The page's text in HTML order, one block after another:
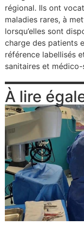
régional. Ils ont
maladies rares, à
lorsqu’elles sont
charge des patients
référence labellisés
sanitaires et
À lire